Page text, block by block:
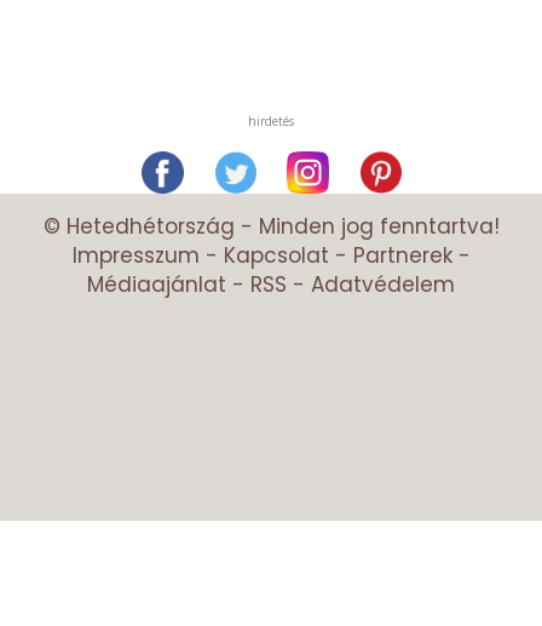
hirdetés
© Hetedhétország - Minden jog fenntartva!
Impresszum - Kapcsolat - Partnerek-
Médiaajánlat - RSS - Adatvédelem